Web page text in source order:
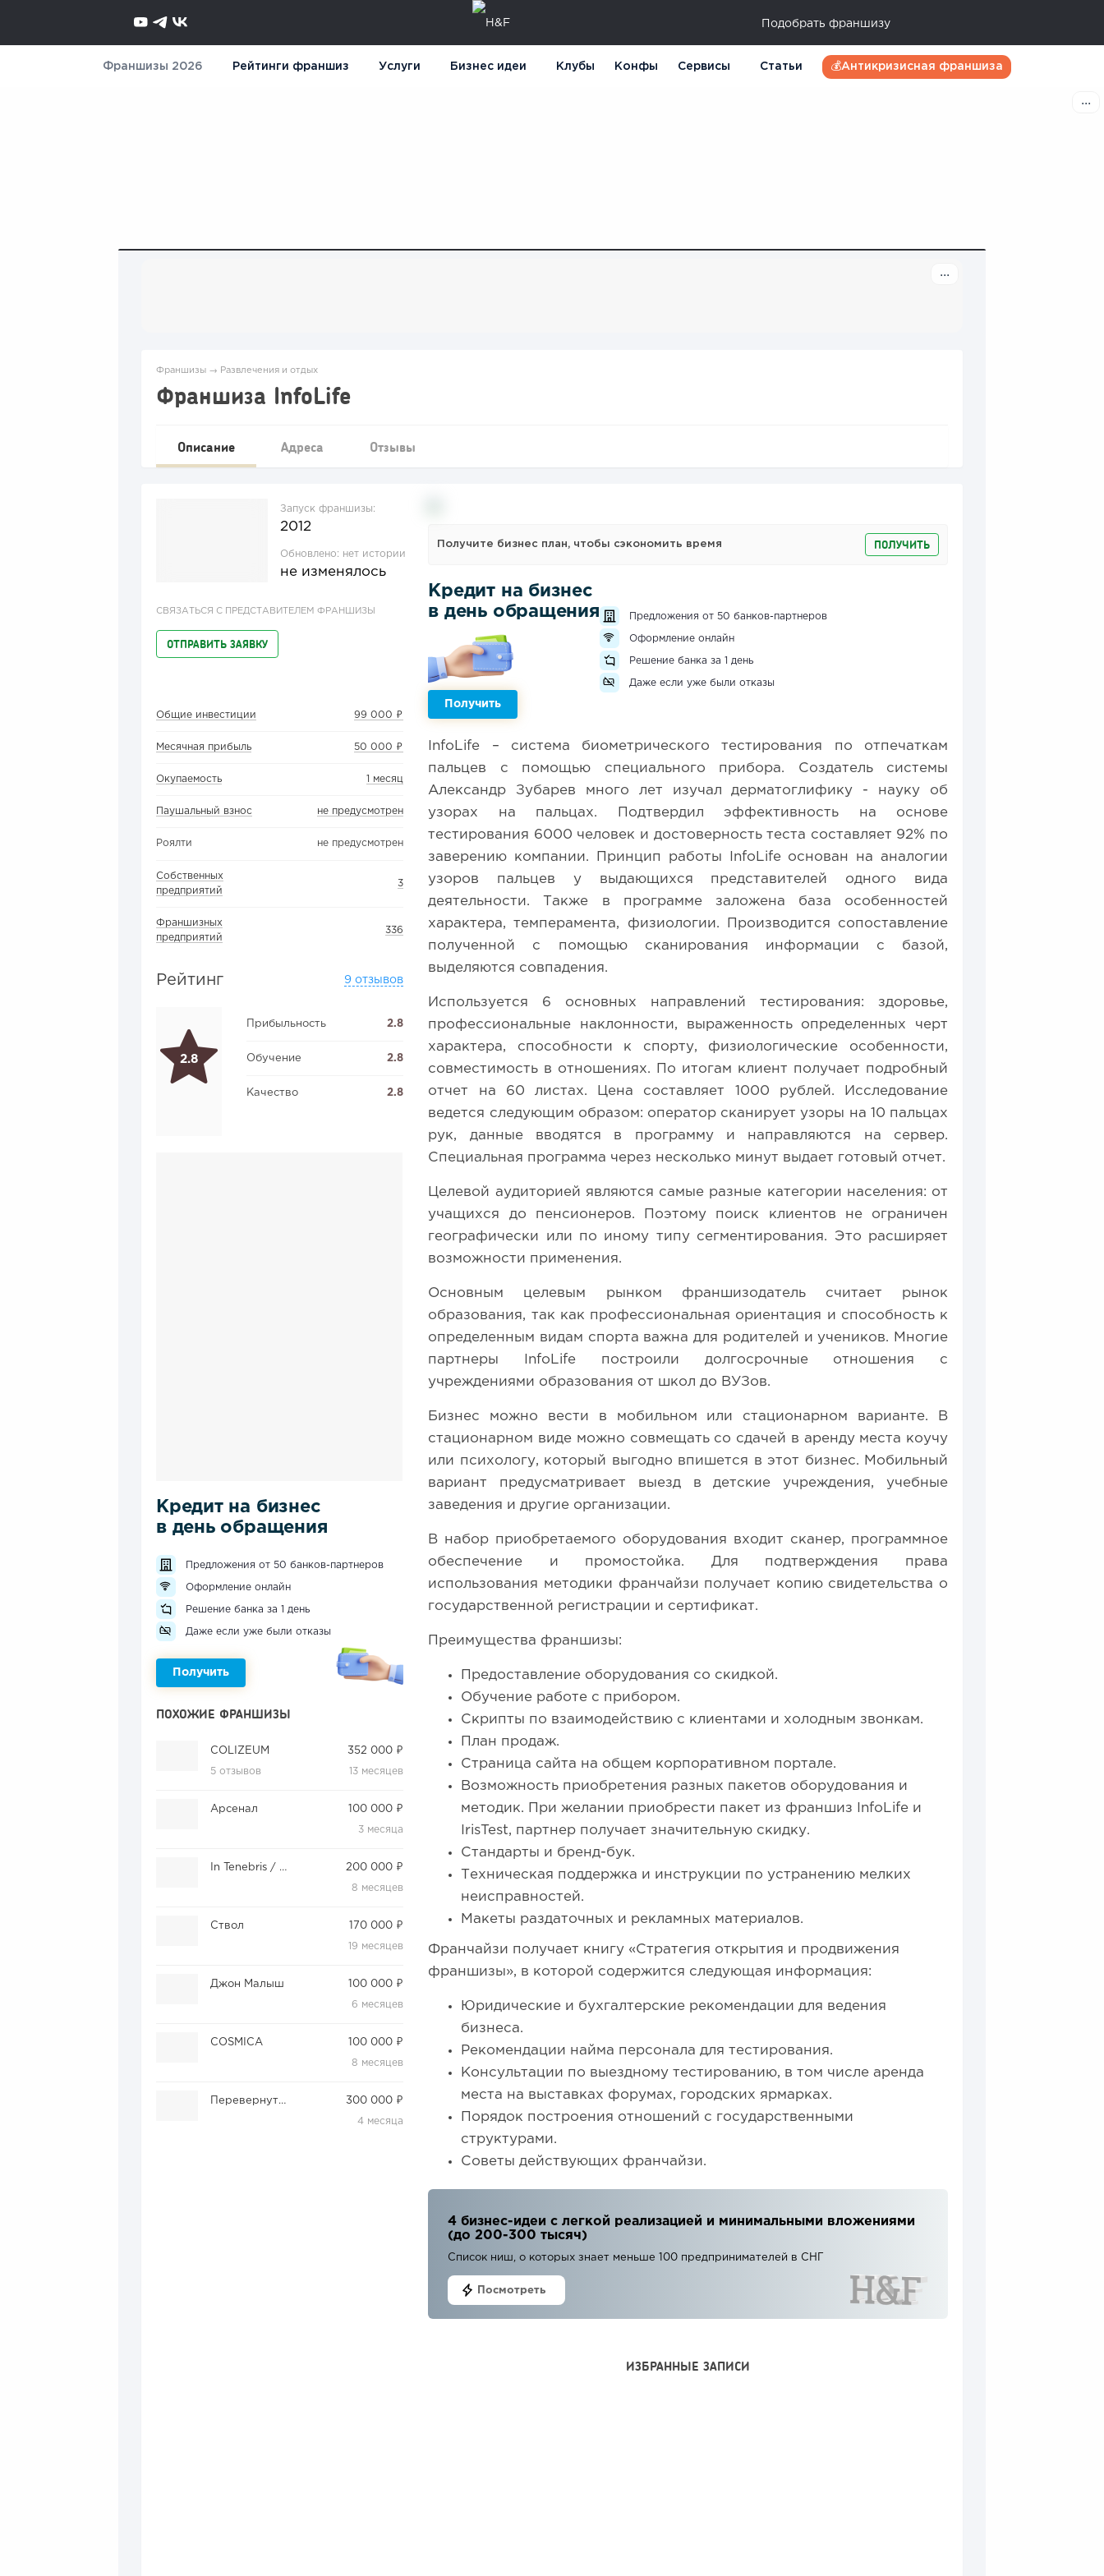
Подобрать франшизу
Франшизы 2026 Рейтинги франшиз Услуги Бизнес идеи Клубы Конфы Сервисы Статьи 💰Антикризисная франшиза
Франшизы → Развлечения и отдых
Франшиза InfoLife
Описание Адреса Отзывы
Запуск франшизы:
2012
Обновлено: нет истории
не изменялось
СВЯЗАТЬСЯ С ПРЕДСТАВИТЕЛЕМ ФРАНШИЗЫ
ОТПРАВИТЬ ЗАЯВКУ
Общие инвестиции 99 000 ₽
Месячная прибыль 50 000 ₽
Окупаемость 1 месяц
Паушальный взнос не предусмотрен
Роялти не предусмотрен
Собственных
предприятий
3
Франшизных
предприятий
336
Рейтинг 9 отзывов
2.8
Прибыльность 2.8
Обучение 2.8
Качество 2.8
Кредит на бизнес
в день обращения
Предложения от 50 банков-партнеров
Оформление онлайн
Решение банка за 1 день
Даже если уже были отказы
Получить
ПОХОЖИЕ ФРАНШИЗЫ
COLIZEUM
5 отзывов
352 000 ₽
13 месяцев
Арсенал 100 000 ₽
3 месяца
In Tenebris / игры В ТемнотЕ 200 000 ₽
8 месяцев
Ствол 170 000 ₽
19 месяцев
Джон Малыш 100 000 ₽
6 месяцев
COSMICA 100 000 ₽
8 месяцев
Перевернутый дом 300 000 ₽
4 месяца
Получите бизнес план, чтобы сэкономить время ПОЛУЧИТЬ
Кредит на бизнес
в день обращения
Получить
Предложения от 50 банков-партнеров
Оформление онлайн
Решение банка за 1 день
Даже если уже были отказы
InfoLife – система биометрического тестирования по отпечаткам
пальцев с помощью специального прибора. Создатель системы
Александр Зубарев много лет изучал дерматоглифику - науку об
узорах на пальцах. Подтвердил эффективность на основе
тестирования 6000 человек и достоверность теста составляет 92% по
заверению компании. Принцип работы InfoLife основан на аналогии
узоров пальцев у выдающихся представителей одного вида
деятельности. Также в программе заложена база особенностей
характера, темперамента, физиологии. Производится сопоставление
полученной с помощью сканирования информации с базой,
выделяются совпадения.
Используется 6 основных направлений тестирования: здоровье,
профессиональные наклонности, выраженность определенных черт
характера, способности к спорту, физиологические особенности,
совместимость в отношениях. По итогам клиент получает подробный
отчет на 60 листах. Цена составляет 1000 рублей. Исследование
ведется следующим образом: оператор сканирует узоры на 10 пальцах
рук, данные вводятся в программу и направляются на сервер.
Специальная программа через несколько минут выдает готовый отчет.
Целевой аудиторией являются самые разные категории населения: от
учащихся до пенсионеров. Поэтому поиск клиентов не ограничен
географически или по иному типу сегментирования. Это расширяет
возможности применения.
Основным целевым рынком франшизодатель считает рынок
образования, так как профессиональная ориентация и способность к
определенным видам спорта важна для родителей и учеников. Многие
партнеры InfoLife построили долгосрочные отношения с
учреждениями образования от школ до ВУЗов.
Бизнес можно вести в мобильном или стационарном варианте. В
стационарном виде можно совмещать со сдачей в аренду места коучу
или психологу, который выгодно впишется в этот бизнес. Мобильный
вариант предусматривает выезд в детские учреждения, учебные
заведения и другие организации.
В набор приобретаемого оборудования входит сканер, программное
обеспечение и промостойка. Для подтверждения права
использования методики франчайзи получает копию свидетельства о
государственной регистрации и сертификат.
Преимущества франшизы:
Предоставление оборудования со скидкой.
Обучение работе с прибором.
Скрипты по взаимодействию с клиентами и холодным звонкам.
План продаж.
Страница сайта на общем корпоративном портале.
Возможность приобретения разных пакетов оборудования и
методик. При желании приобрести пакет из франшиз InfoLife и
IrisTest, партнер получает значительную скидку.
Стандарты и бренд-бук.
Техническая поддержка и инструкции по устранению мелких
неисправностей.
Макеты раздаточных и рекламных материалов.
Франчайзи получает книгу «Стратегия открытия и продвижения
франшизы», в которой содержится следующая информация:
Юридические и бухгалтерские рекомендации для ведения
бизнеса.
Рекомендации найма персонала для тестирования.
Консультации по выездному тестированию, в том числе аренда
места на выставках форумах, городских ярмарках.
Порядок построения отношений с государственными
структурами.
Советы действующих франчайзи.
4 бизнес-идеи с легкой реализацией и минимальными вложениями
(до 200-300 тысяч)
Список ниш, о которых знает меньше 100 предпринимателей в СНГ
Посмотреть
ИЗБРАННЫЕ ЗАПИСИ